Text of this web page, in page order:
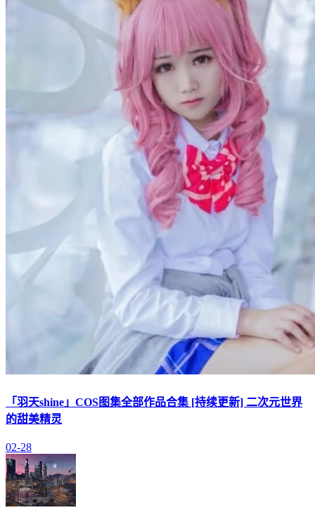
「羽天shine」COS图集全部作品合集 [持续更新] 二次元世界
的甜美精灵
02-28